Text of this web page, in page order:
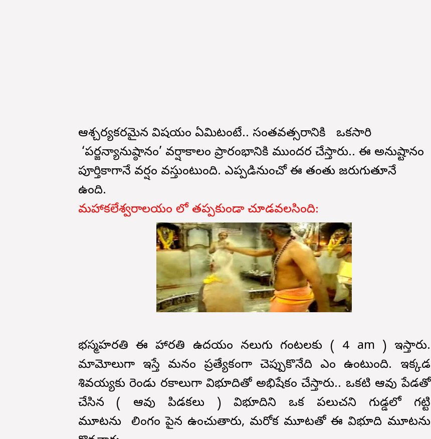
ఆశ్చర్యకరమైన విషయం ఏమిటంటే.. సంతవత్సరానికి ఒకసారి
‘పర్జన్యానుష్ఠానం’ వర్షాకాలం ప్రారంభానికి ముందర చేస్తారు.. ఈ అనుష్టానం
పూర్తికాగానే వర్షం వస్తుంటుంది. ఎప్పడినుంచో ఈ తంతు జరుగుతూనే
ఉంది.
మహాకలేశ్వరాలయం లో తప్పకుండా చూడవలసింది:
భస్మహరతి ఈ హారతి ఉదయం నలుగు గంటలకు ( 4 am ) ఇస్తారు.
మామోలుగా ఇస్తే మనం ప్రత్యేకంగా చెప్పుకొనేది ఎం ఉంటుంది. ఇక్కడ
శివయ్యకు రెండు రకాలుగా విభూదితో అభిషేకం చేస్తారు.. ఒకటి ఆవు పేడతో
చేసిన ( ఆవు పిడకలు ) విభూదిని ఒక పలుచని గుడ్డలో గట్టి
మూటను లింగం పైన ఉంచుతారు, మరోక మూటతో ఈ విభూది మూటను